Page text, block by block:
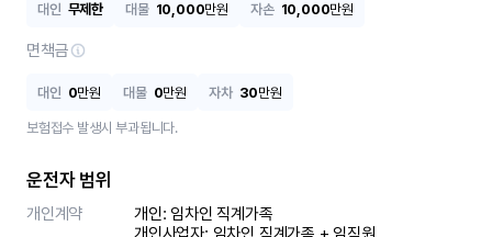
대인 무제한 대물 10,000만원 자손 10,000만원
면책금
대인 0만원 대물 0만원 자차 30만원
보험접수 발생시 부과됩니다.
운전자 범위
개인계약
개인: 임차인 직계가족